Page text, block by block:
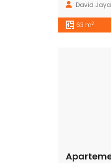
David Jaya
63 m2